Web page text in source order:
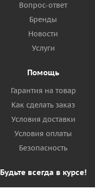
Вопрос-ответ
Бренды
Новости
Услуги
Помощь
Гарантия на товар
Как сделать заказ
Условия доставки
Условия оплаты
Безопасность
Будьте всегда в курсе!